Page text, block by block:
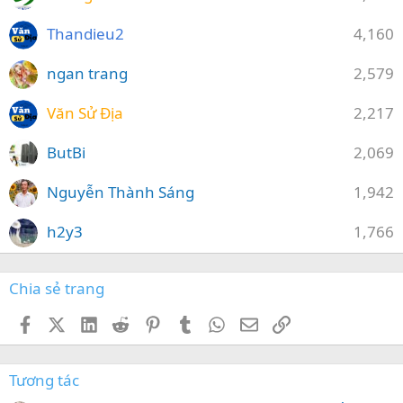
4,160
Thandieu2
2,579
ngan trang
2,217
Văn Sử Địa
2,069
ButBi
1,942
Nguyễn Thành Sáng
1,766
h2y3
Chia sẻ trang
FacebookX (Twitter)
LinkedIn
Reddit PinterestTumblr WhatsApp
EmailLink
Tương tác